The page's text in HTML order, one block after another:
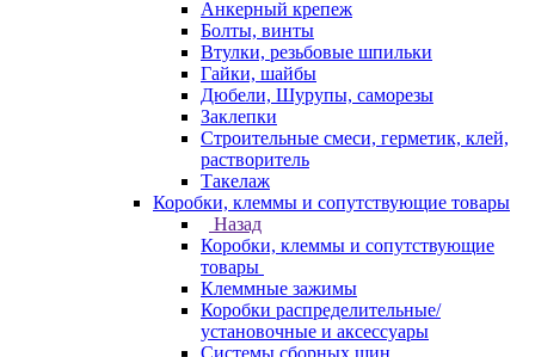
Анкерный крепеж
Болты, винты
Втулки, резьбовые шпильки
Гайки, шайбы
Дюбели, Шурупы, саморезы
Заклепки
Строительные смеси, герметик, клей,
растворитель
Такелаж
Коробки, клеммы и сопутствующие товары
Назад
Коробки, клеммы и сопутствующие
товары
Клеммные зажимы
Коробки распределительные/
установочные и аксессуары
Системы сборных шин